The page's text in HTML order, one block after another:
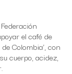
el café de
Colombia’, con
cuerpo, acidez,